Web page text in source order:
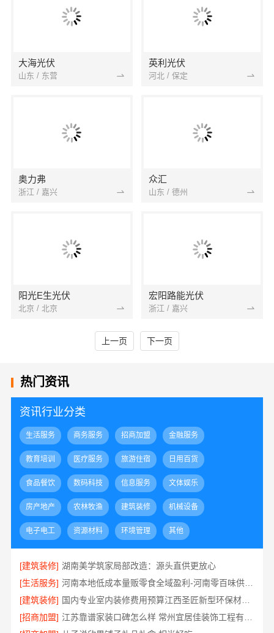
大海光伏
山东 / 东营
英利光伏
河北 / 保定
奥力弗
浙江 / 嘉兴
众汇
山东 / 德州
阳光E生光伏
北京 / 北京
宏阳路能光伏
浙江 / 嘉兴
上一页 下一页
热门资讯
资讯行业分类
生活服务 商务服务 招商加盟 金融服务
教育培训 医疗服务 旅游住宿 日用百货
食品餐饮 数码科技 信息服务 文体娱乐
房产地产 农林牧渔 建筑装修 机械设备
电子电工 资源材料 环境管理 其他
[建筑装修] 湖南美学筑家局部改造：源头直供更放心
[生活服务]
河南本地低成本量贩零食全域盈利-河南零百味供应链有限公司
[建筑装修]
国内专业室内装修费用预算江西圣匠新型环保材料有限公司
[招商加盟]